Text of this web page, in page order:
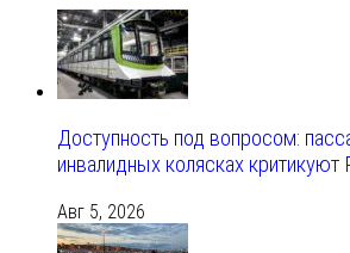
Доступность под вопросом:
инвалидных колясках
Авг 5, 2026